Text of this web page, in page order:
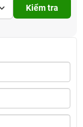
Kiểm tra